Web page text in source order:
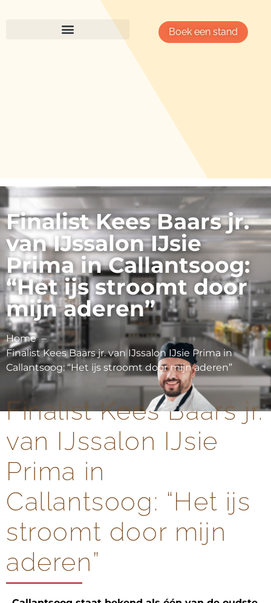
Boek een stand
Finalist Kees Baars jr.
van IJssalon IJsie
Prima in Callantsoog:
“Het ijs stroomt door
mijn aderen”
Home
Finalist Kees Baars jr. van IJssalon IJsie Prima in
Callantsoog: “Het ijs stroomt door mijn aderen”
Finalist Kees Baars jr.
van IJssalon IJsie
Prima in
Callantsoog: “Het ijs
stroomt door mijn
aderen”